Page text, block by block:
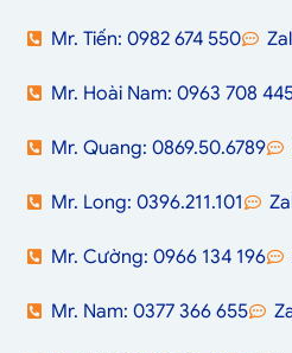
Mr. Tiến: 0982 674 550
Mr. Hoài Nam: 0963 708
Mr. Quang: 0869.50.6789
Mr. Long: 0396.211.101
Mr. Cường: 0966 134 196
Mr. Nam: 0377 366 655